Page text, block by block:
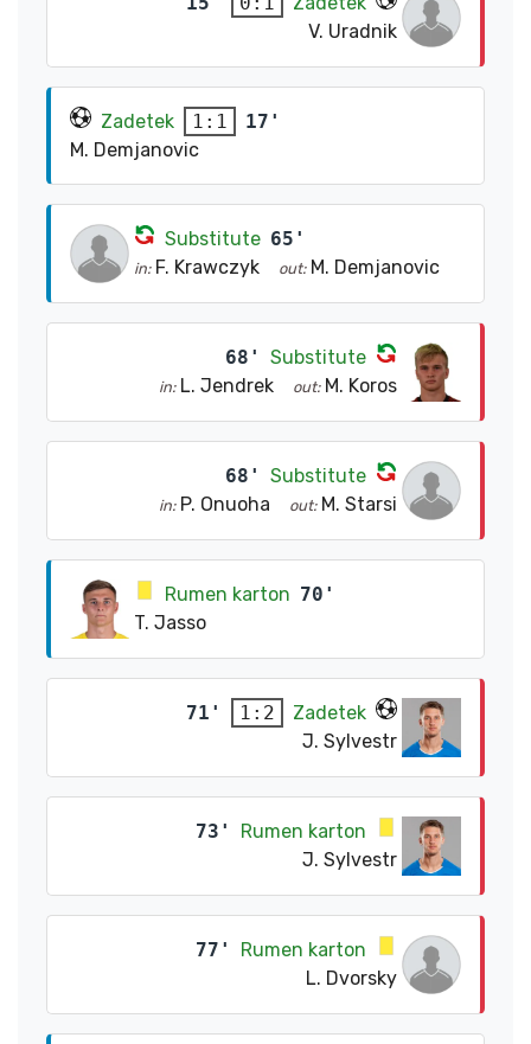
V. Uradnik
Zadetek 1:1
17'
M. Demjanovic
Substitute 65'
in: F. Krawczyk out: M. Demjanovic
68' Substitute
in: L. Jendrek out: M. Koros
68' Substitute
in: P. Onuoha out: M. Starsi
Rumen karton 70'
T. Jasso
71' 1:2
Zadetek
J. Sylvestr
73'
Rumen karton
J. Sylvestr
77'
Rumen karton
L. Dvorsky